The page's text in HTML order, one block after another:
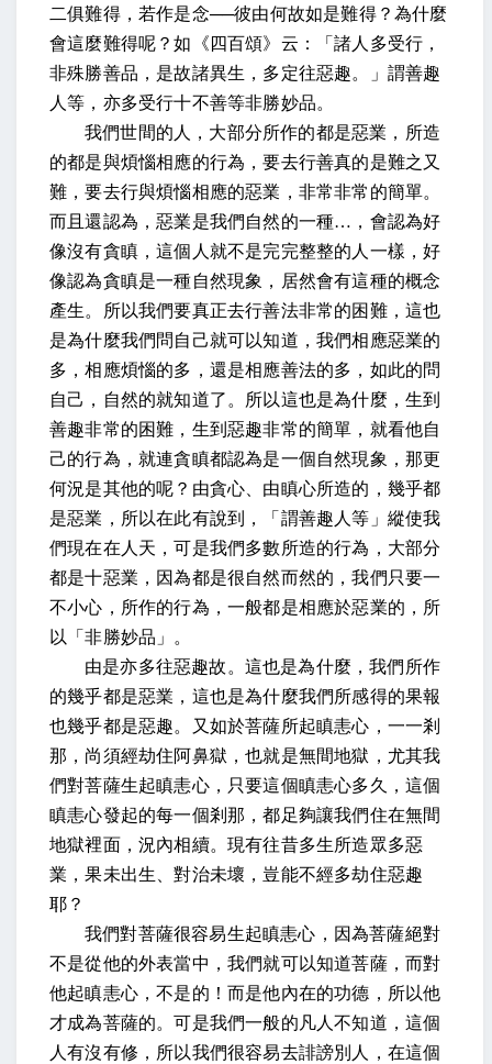
二俱難得，若作是念──彼由何故如是難得？為什麼
會這麼難得呢？如《四百頌》云：「諸人多受行，
非殊勝善品，是故諸異生，多定往惡趣。」謂善趣
人等，亦多受行十不善等非勝妙品。
我們世間的人，大部分所作的都是惡業，所造
的都是與煩惱相應的行為，要去行善真的是難之又
難，要去行與煩惱相應的惡業，非常非常的簡單。
而且還認為，惡業是我們自然的一種…，會認為好
像沒有貪瞋，這個人就不是完完整整的人一樣，好
像認為貪瞋是一種自然現象，居然會有這種的概念
產生。所以我們要真正去行善法非常的困難，這也
是為什麼我們問自己就可以知道，我們相應惡業的
多，相應煩惱的多，還是相應善法的多，如此的問
自己，自然的就知道了。所以這也是為什麼，生到
善趣非常的困難，生到惡趣非常的簡單，就看他自
己的行為，就連貪瞋都認為是一個自然現象，那更
何況是其他的呢？由貪心、由瞋心所造的，幾乎都
是惡業，所以在此有說到，「謂善趣人等」縱使我
們現在在人天，可是我們多數所造的行為，大部分
都是十惡業，因為都是很自然而然的，我們只要一
不小心，所作的行為，一般都是相應於惡業的，所
以「非勝妙品」。
由是亦多往惡趣故。這也是為什麼，我們所作
的幾乎都是惡業，這也是為什麼我們所感得的果報
也幾乎都是惡趣。又如於菩薩所起瞋恚心，一一剎
那，尚須經劫住阿鼻獄，也就是無間地獄，尤其我
們對菩薩生起瞋恚心，只要這個瞋恚心多久，這個
瞋恚心發起的每一個剎那，都足夠讓我們住在無間
地獄裡面，況內相續。現有往昔多生所造眾多惡
業，果未出生、對治未壞，豈能不經多劫住惡趣
耶？
我們對菩薩很容易生起瞋恚心，因為菩薩絕對
不是從他的外表當中，我們就可以知道菩薩，而對
他起瞋恚心，不是的！而是他內在的功德，所以他
才成為菩薩的。可是我們一般的凡人不知道，這個
人有沒有修，所以我們很容易去誹謗別人，在這個